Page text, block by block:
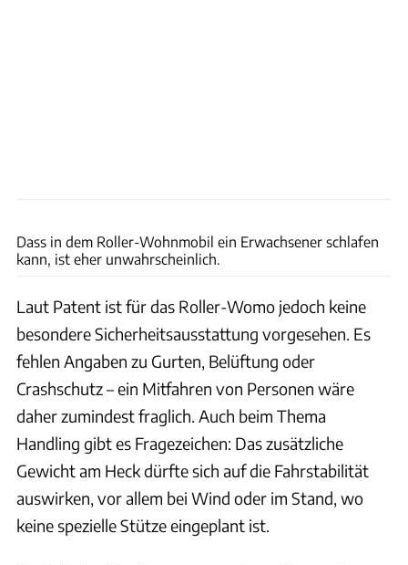
Dass in dem Roller-Wohnmobil ein Erwachsener schlafen
kann, ist eher unwahrscheinlich.
Laut Patent ist für das Roller-Womo jedoch keine
besondere Sicherheitsausstattung vorgesehen. Es
fehlen Angaben zu Gurten, Belüftung oder
Crashschutz – ein Mitfahren von Personen wäre
daher zumindest fraglich. Auch beim Thema
Handling gibt es Fragezeichen: Das zusätzliche
Gewicht am Heck dürfte sich auf die Fahrstabilität
auswirken, vor allem bei Wind oder im Stand, wo
keine spezielle Stütze eingeplant ist.